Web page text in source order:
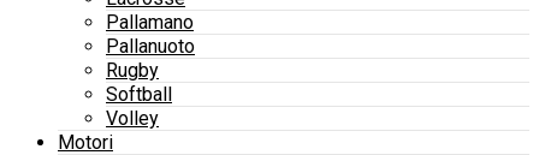
Pallamano
Pallanuoto
Rugby
Softball
Volley
Motori